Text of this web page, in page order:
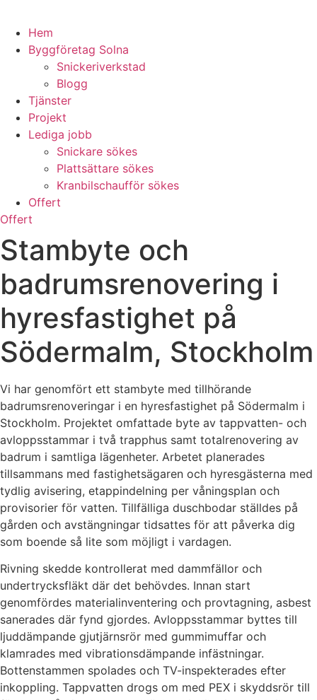
Hem
Byggföretag Solna
Snickeriverkstad
Blogg
Tjänster
Projekt
Lediga jobb
Snickare sökes
Plattsättare sökes
Kranbilschaufför sökes
Offert
Offert
Stambyte och
badrumsrenovering i
hyresfastighet på
Södermalm, Stockholm
Vi har genomfört ett stambyte med tillhörande
badrumsrenoveringar i en hyresfastighet på Södermalm i
Stockholm. Projektet omfattade byte av tappvatten- och
avloppsstammar i två trapphus samt totalrenovering av
badrum i samtliga lägenheter. Arbetet planerades
tillsammans med fastighetsägaren och hyresgästerna med
tydlig avisering, etappindelning per våningsplan och
provisorier för vatten. Tillfälliga duschbodar ställdes på
gården och avstängningar tidsattes för att påverka dig
som boende så lite som möjligt i vardagen.
Rivning skedde kontrollerat med dammfällor och
undertrycksfläkt där det behövdes. Innan start
genomfördes materialinventering och provtagning, asbest
sanerades där fynd gjordes. Avloppsstammar byttes till
ljuddämpande gjutjärnsrör med gummimuffar och
klamrades med vibrationsdämpande infästningar.
Bottenstammen spolades och TV-inspekterades efter
inkoppling. Tappvatten drogs om med PEX i skyddsrör till